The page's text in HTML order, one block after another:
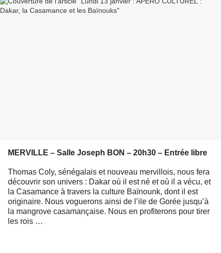
MERVILLE – Salle Joseph BON – 20h30 – Entrée libre
Thomas Coly, sénégalais et nouveau mervillois, nous fera
découvrir son univers : Dakar où il est né et où il a vécu, et
la Casamance à travers la culture Baïnounk, dont il est
originaire. Nous voguerons ainsi de l’ile de Gorée jusqu’à
la mangrove casamançaise. Nous en profiterons pour tirer
les rois …